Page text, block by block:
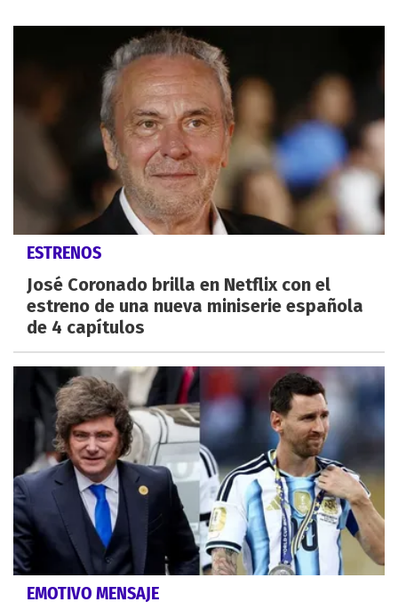
ESTRENOS
José Coronado brilla en Netflix con el
estreno de una nueva miniserie española
de 4 capítulos
EMOTIVO MENSAJE